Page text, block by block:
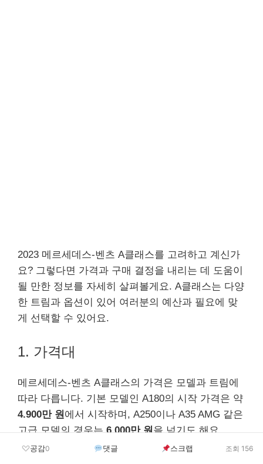
2023 메르세데스-벤츠 A클래스를 고려하고 계신가
요? 그렇다면 가격과 구매 결정을 내리는 데 도움이
될 만한 정보를 자세히 살펴볼게요. A클래스는 다양
한 트림과 옵션이 있어 여러분의 예산과 필요에 맞
게 선택할 수 있어요.
1. 가격대
메르세데스-벤츠 A클래스의 가격은 모델과 트림에
따라 다릅니다. 기본 모델인 A180의 시작 가격은 약
4.900만 원에서 시작하며, A250이나 A35 AMG 같은
고급 모델의 경우는6.000만 원을 넘기도 해요.
공감0 댓글 스크랩 조회 156